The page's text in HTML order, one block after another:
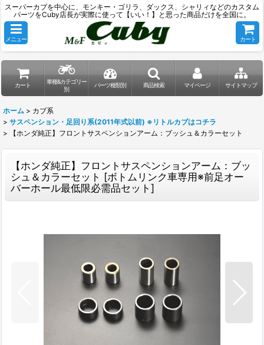
スーパーカブを中心に、モンキー・ゴリラ、ダックス、シャリィなどのカスタム
パーツをCuby店長が実際に使って【いい！】と思った商品だけを全国に。
メニュー カート
カート
車種&カテゴリー
別
パーツ種類別 商品検索 マイページ サイトマップ
ホーム > カブ系
> サスペンション・足回り系(2011年式以前) ※リトルカブはコチラ
>
【ホンダ純正】フロントサスペンションアーム：ブッシュ＆カラーセット
【ホンダ純正】フロントサスペンションアーム：ブッ
シュ＆カラーセット [ボトムリンク車専用※前足オー
バーホール最低限必需品セット]